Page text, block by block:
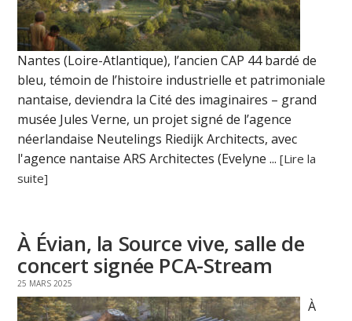
Nantes (Loire-Atlantique), l’ancien CAP 44 bardé de
bleu, témoin de l’histoire industrielle et patrimoniale
nantaise, deviendra la Cité des imaginaires – grand
musée Jules Verne, un projet signé de l’agence
néerlandaise Neutelings Riedijk Architects, avec
l'agence nantaise ARS Architectes (Evelyne ...[Lire la
suite]
À Évian, la Source vive, salle de
concert signée PCA-Stream
25 MARS 2025
À